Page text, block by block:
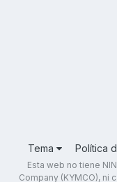
Tema Política
Esta web no tiene
Company (KYMCO), ni